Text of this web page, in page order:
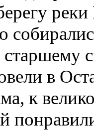
в
к